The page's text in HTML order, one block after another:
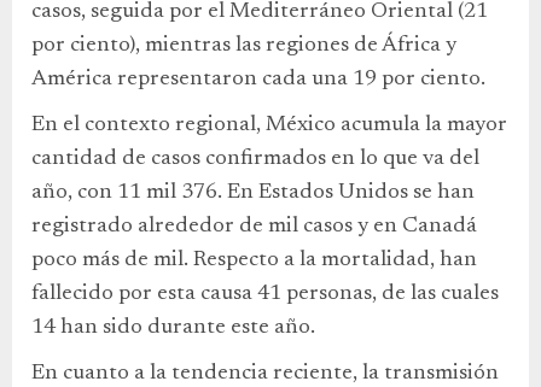
casos, seguida por el Mediterráneo Oriental (21
por ciento), mientras las regiones de África y
América representaron cada una 19 por ciento.
En el contexto regional, México acumula la mayor
cantidad de casos confirmados en lo que va del
año, con 11 mil 376. En Estados Unidos se han
registrado alrededor de mil casos y en Canadá
poco más de mil. Respecto a la mortalidad, han
fallecido por esta causa 41 personas, de las cuales
14 han sido durante este año.
En cuanto a la tendencia reciente, la transmisión